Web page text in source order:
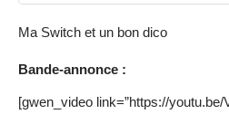
Ma Switch et un bon dico
Bande-annonce :
[gwen_video link=”https://youtu.be/